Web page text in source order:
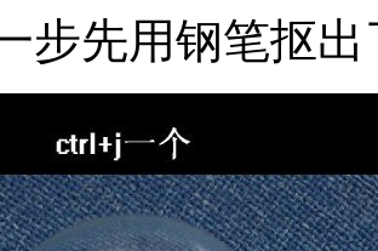
先用钢笔抠出